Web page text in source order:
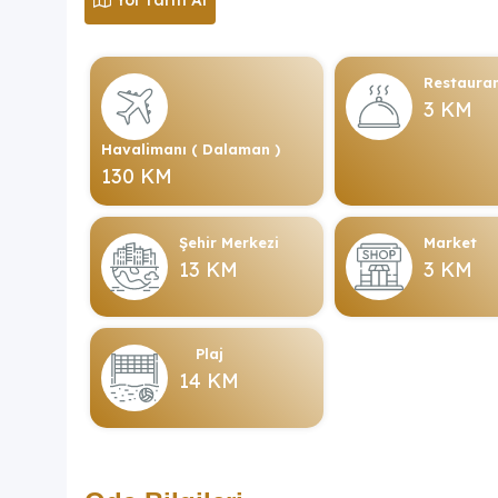
Havalimanı ( Dalaman )
130 KM
3 KM
Şehir Merkezi
13 KM
Market
3 KM
Plaj
14 KM